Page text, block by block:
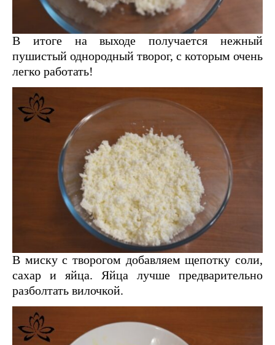
В итоге на выходе получается нежный
пушистый однородный творог, с которым очень
легко работать!
В миску с творогом добавляем щепотку соли,
сахар и яйца. Яйца лучше предварительно
разболтать вилочкой.